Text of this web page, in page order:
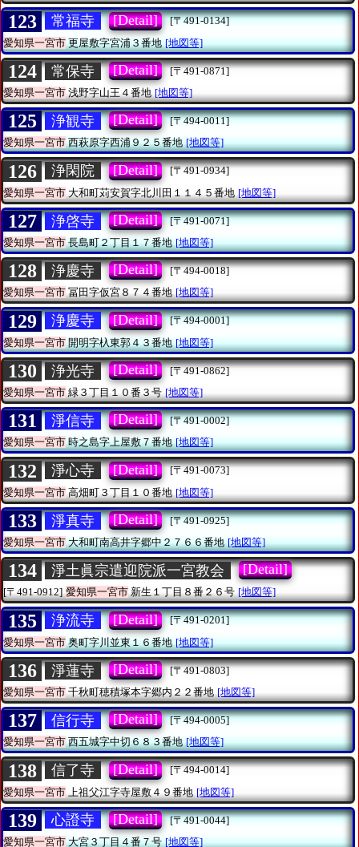
123 常福寺 [Detail]
[〒491-0134]
愛知県一宮市更屋敷字宮浦３番地 [地図等]
124 常保寺 [Detail]
[〒491-0871]
愛知県一宮市浅野字山王４番地 [地図等]
125 浄観寺 [Detail]
[〒494-0011]
愛知県一宮市西萩原字西浦９２５番地 [地図等]
126 浄閑院 [Detail]
[〒491-0934]
愛知県一宮市 大和町苅安賀字北川田１１４５番地 [地図等]
127 浄啓寺 [Detail]
[〒491-0071]
愛知県一宮市長島町２丁目１７番地 [地図等]
128 浄慶寺 [Detail]
[〒494-0018]
愛知県一宮市冨田字仮宮８７４番地 [地図等]
129 浄慶寺 [Detail]
[〒494-0001]
愛知県一宮市開明字杁東郭４３番地 [地図等]
130 浄光寺 [Detail]
[〒491-0862]
愛知県一宮市緑３丁目１０番３号 [地図等]
131 淨信寺 [Detail]
[〒491-0002]
愛知県一宮市時之島字上屋敷７番地 [地図等]
132 淨心寺 [Detail]
[〒491-0073]
愛知県一宮市 高畑町３丁目１０番地 [地図等]
133 淨真寺 [Detail]
[〒491-0925]
愛知県一宮市大和町南高井字郷中２７６６番地 [地図等]
134 淨土眞宗遣迎院派一宮教会 [Detail]
[〒491-0912] 愛知県一宮市新生１丁目８番２６号 [地図等]
135 浄流寺 [Detail]
[〒491-0201]
愛知県一宮市奥町字川並東１６番地 [地図等]
136 淨蓮寺 [Detail]
[〒491-0803]
愛知県一宮市千秋町穂積塚本字郷内２２番地 [地図等]
137 信行寺 [Detail]
[〒494-0005]
愛知県一宮市西五城字中切６８３番地 [地図等]
138 信了寺 [Detail]
[〒494-0014]
愛知県一宮市 上祖父江字寺屋敷４９番地 [地図等]
139 心證寺 [Detail]
[〒491-0044]
愛知県一宮市大宮３丁目４番７号 [地図等]